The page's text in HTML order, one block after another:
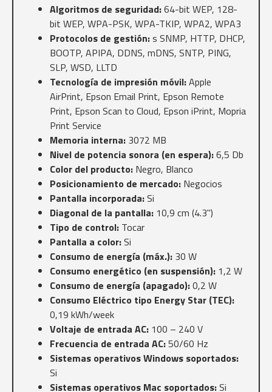
Algoritmos de seguridad:64-bit WEP, 128-
bit WEP, WPA-PSK, WPA-TKIP, WPA2, WPA3
Protocolos de gestión:s SNMP, HTTP, DHCP,
BOOTP, APIPA, DDNS, mDNS, SNTP, PING,
SLP, WSD, LLTD
Tecnología de impresión móvil:Apple
AirPrint, Epson Email Print, Epson Remote
Print, Epson Scan to Cloud, Epson iPrint, Mopria
Print Service
Memoria interna: 3072 MB
Nivel de potencia sonora (en espera):6,5 Db
Color del producto: Negro, Blanco
Posicionamiento de mercado: Negocios
Pantalla incorporada:Si
Diagonal de la pantalla: 10,9 cm (4.3")
Tipo de control: Tocar
Pantalla a color:Si
Consumo de energía (máx.): 30 W
Consumo energético (en suspensión): 1,2 W
Consumo de energía (apagado):0,2 W
Consumo Eléctrico tipo Energy Star (TEC):
0,19 kWh/week
Voltaje de entrada AC: 100 – 240 V
Frecuencia de entrada AC:50/60 Hz
Sistemas operativos Windows soportados:
Si
Sistemas operativos Mac soportados:Si